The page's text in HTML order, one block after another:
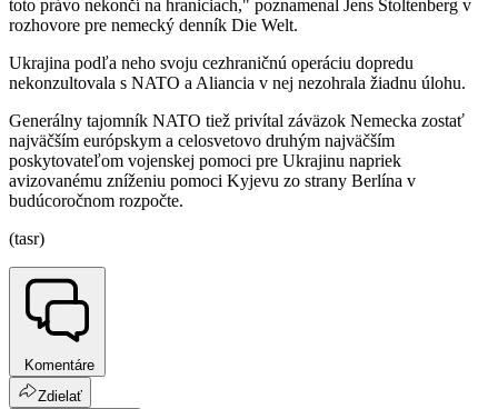
toto právo nekončí na hraniciach," poznamenal Jens Stoltenberg v
rozhovore pre nemecký denník Die Welt.
Ukrajina podľa neho svoju cezhraničnú operáciu dopredu
nekonzultovala s NATO a Aliancia v nej nezohrala žiadnu úlohu.
Generálny tajomník NATO tiež privítal záväzok Nemecka zostať
najväčším európskym a celosvetovo druhým najväčším
poskytovateľom vojenskej pomoci pre Ukrajinu napriek
avizovanému zníženiu pomoci Kyjevu zo strany Berlína v
budúcoročnom rozpočte.
(tasr)
Komentáre
Zdielať